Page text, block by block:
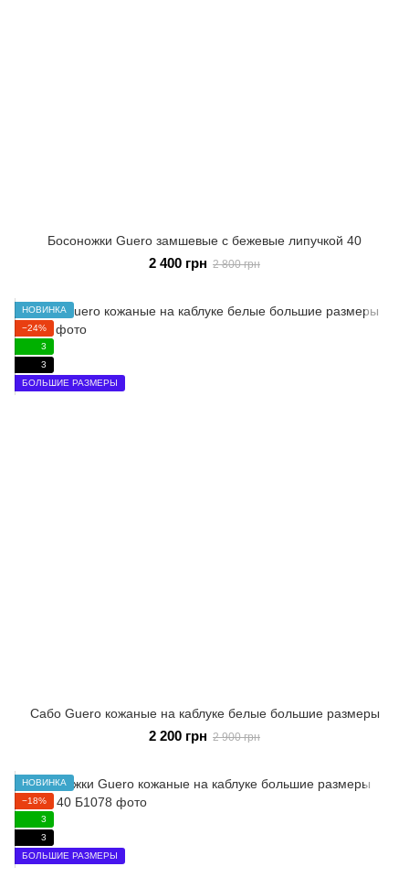
Босоножки Guero замшевые с бежевые липучкой 40
2 400 грн 2 800 грн
НОВИНКА
−24%
3
3
БОЛЬШИЕ РАЗМЕРЫ
Сабо Guero кожаные на каблуке белые большие размеры
2 200 грн 2 900 грн
НОВИНКА
−18%
3
3
БОЛЬШИЕ РАЗМЕРЫ